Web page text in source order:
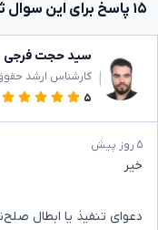
۱۵ پاسخ برای این سوال ثبت شده
سید حجت فرجی
کارشناس ارشد
۵
۵ روز پیش
خیر
دعوای تنفیذ یا ابطال